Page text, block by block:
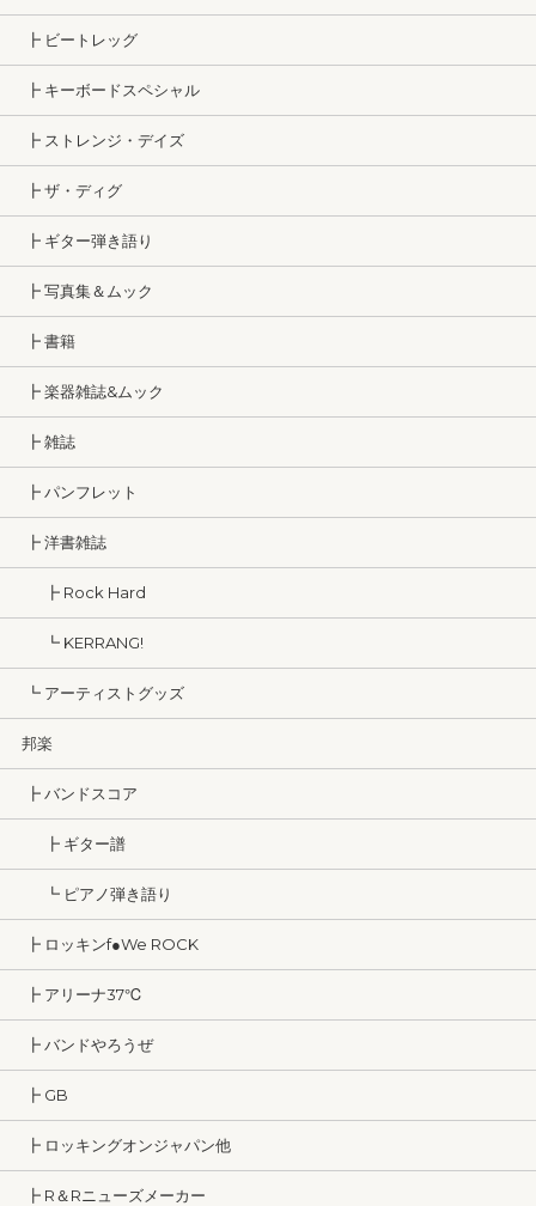
┣ ビートレッグ
┣ キーボードスペシャル
┣ ストレンジ・デイズ
┣ ザ・ディグ
┣ ギター弾き語り
┣ 写真集＆ムック
┣ 書籍
┣ 楽器雑誌&ムック
┣ 雑誌
┣ パンフレット
┣ 洋書雑誌
┣ Rock Hard
┗ KERRANG!
┗ アーティストグッズ
邦楽
┣ バンドスコア
┣ ギター譜
┗ ピアノ弾き語り
┣ ロッキンf●We ROCK
┣ アリーナ37℃
┣ バンドやろうぜ
┣ GB
┣ ロッキングオンジャパン他
┣ R＆Rニューズメーカー